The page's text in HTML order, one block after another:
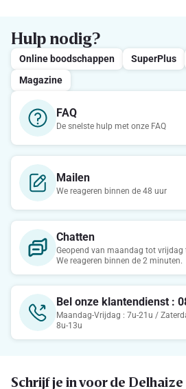
Hulp nodig?
Online boodschappen SuperPlus
Magazine
FAQ
De snelste hulp met onze FAQ
Mailen
We reageren binnen de 48 uur
Chatten
Geopend van maandag tot vrijdag
We reageren binnen de 2 minuten.
Bel onze klantendienst :
Maandag-Vrijdag : 7u-21u /
8u-13u
Schrijf je in voor de